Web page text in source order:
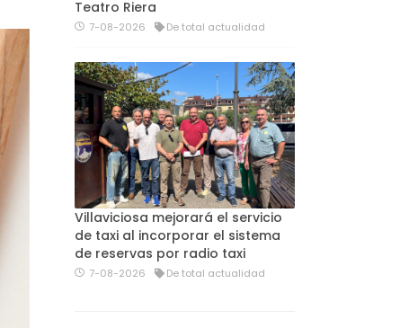
Teatro Riera
7-08-2026 De total actualidad
Villaviciosa mejorará el servicio
de taxi al incorporar el sistema
de reservas por radio taxi
7-08-2026 De total actualidad